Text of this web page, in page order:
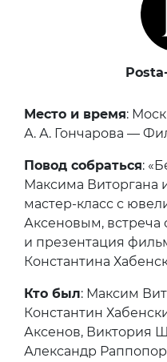
Место и время:
А. А. Гончарова —
Повод собраться:
Максима Виторгана
мастер-класс с
Аксеновым,
и презентация
Константина
Кто был: Максим
Константин
Аксенов, Виктория
Александр